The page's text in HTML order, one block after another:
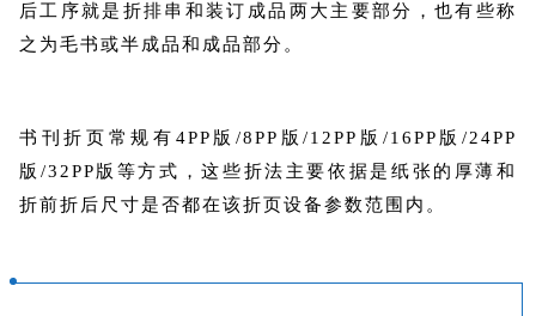
后工序就是折排串和装订成品两大主要部分，也有些称
之为毛书或半成品和成品部分。
书刊折页常规有4PP版/8PP版/12PP版/16PP版/24PP
版/32PP版等方式，这些折法主要依据是纸张的厚薄和
折前折后尺寸是否都在该折页设备参数范围内。